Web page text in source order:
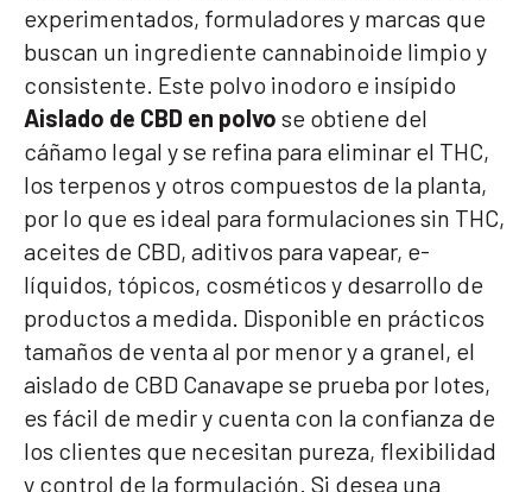
experimentados, formuladores y marcas que
buscan un ingrediente cannabinoide limpio y
consistente. Este polvo inodoro e insípido
Aislado de CBD en polvo se obtiene del
cáñamo legal y se refina para eliminar el THC,
los terpenos y otros compuestos de la planta,
por lo que es ideal para formulaciones sin THC,
aceites de CBD, aditivos para vapear, e-
líquidos, tópicos, cosméticos y desarrollo de
productos a medida. Disponible en prácticos
tamaños de venta al por menor y a granel, el
aislado de CBD Canavape se prueba por lotes,
es fácil de medir y cuenta con la confianza de
los clientes que necesitan pureza, flexibilidad
y control de la formulación. Si desea una